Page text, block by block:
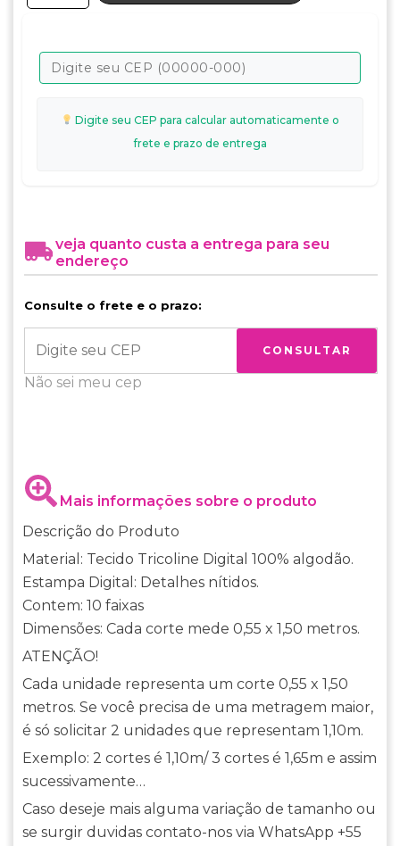
Digite seu CEP para calcular automaticamente o
frete e prazo de entrega
veja quanto custa a entrega para seu
endereço
Consulte o frete e o prazo:
CONSULTAR
Não sei meu cep
Mais informações sobre o produto
Descrição do Produto
Material: Tecido Tricoline Digital 100% algodão.
Estampa Digital: Detalhes nítidos.
Contem: 10 faixas
Dimensões: Cada corte mede 0,55 x 1,50 metros.
ATENÇÃO!
Cada unidade representa um corte 0,55 x 1,50
metros. Se você precisa de uma metragem maior,
é só solicitar 2 unidades que representam 1,10m.
Exemplo: 2 cortes é 1,10m/ 3 cortes é 1,65m e assim
sucessivamente…
Caso deseje mais alguma variação de tamanho ou
se surgir duvidas contato-nos via WhatsApp +55